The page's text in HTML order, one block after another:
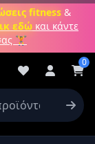
fitness&
εδώ και κάντε
🏋️
0